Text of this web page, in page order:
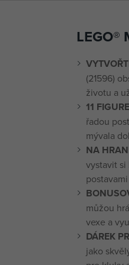
LEGO®
(21596)
životu a
11
řadou
mývala
NA
vystavit si
můžou
vexe a
DÁREK
jako